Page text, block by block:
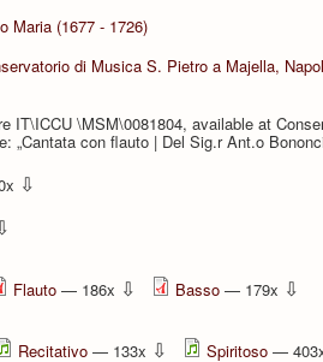
Maria (1677 - 1726)
di Musica S. Pietro a Majella,
IT\ICCU \MSM\0081804, available at
„Cantata con flauto | Del Sig.r Ant.o
⇩
Flauto — 186x ⇩ Basso — 179x ⇩
Recitativo — 133x ⇩ Spiritoso —